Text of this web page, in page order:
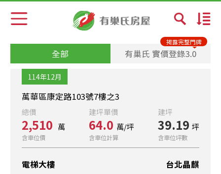
預設排序
總價多→少
單價少→多
單價多→少
全部 有巢氏 實價登錄3.0
揭露完整門牌
114年12月
萬華區康定路103號7樓之3
總價
2,510 萬
含車位價
建坪單價
64.0 萬/坪
含車位計算
建坪
39.19 坪
含車位坪數
電梯大樓
台北晶麒